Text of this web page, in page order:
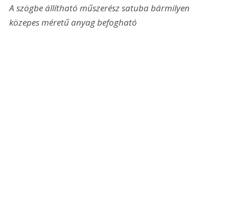
A szögbe állítható műszerész satuba bármilyen
közepes méretű anyag befogható